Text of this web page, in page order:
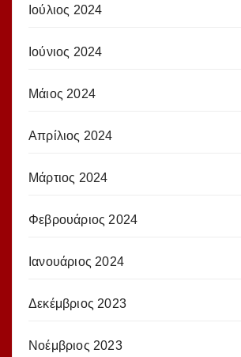
Ιούλιος 2024
Ιούνιος 2024
Μάιος 2024
Απρίλιος 2024
Μάρτιος 2024
Φεβρουάριος 2024
Ιανουάριος 2024
Δεκέμβριος 2023
Νοέμβριος 2023